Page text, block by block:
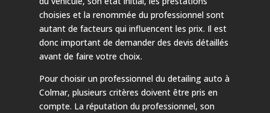
choisies et la renommée du professionnel sont
autant de facteurs qui influencent les prix. Il est
donc important de demander des devis détaillés
avant de faire votre choix.
Pour choisir un professionnel du detailing auto à
Colmar, plusieurs critères doivent être pris en
compte. La réputation du professionnel, son